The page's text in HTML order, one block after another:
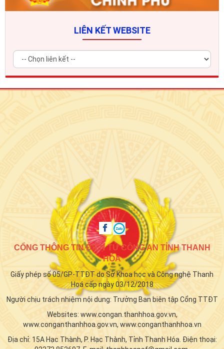
LIÊN KẾT WEBSITE
CỔNG THÔNG TIN ĐIỆN TỬ CÔNG AN TỈNH THANH
HÓA
Giấy phép số 05/GP-TTĐT do Sở Khoa học và Công nghệ Thanh
Hoá cấp ngày 03/12/2018
Người chịu trách nhiệm nội dung: Trưởng Ban biên tập Cổng TTĐT
Websites: www.congan.thanhhoa.gov.vn,
www.conganthanhhoa.gov.vn, www.conganthanhhoa.vn
Địa chỉ: 15A Hạc Thành, P. Hạc Thành, Tỉnh Thanh Hóa. Điện thoại: